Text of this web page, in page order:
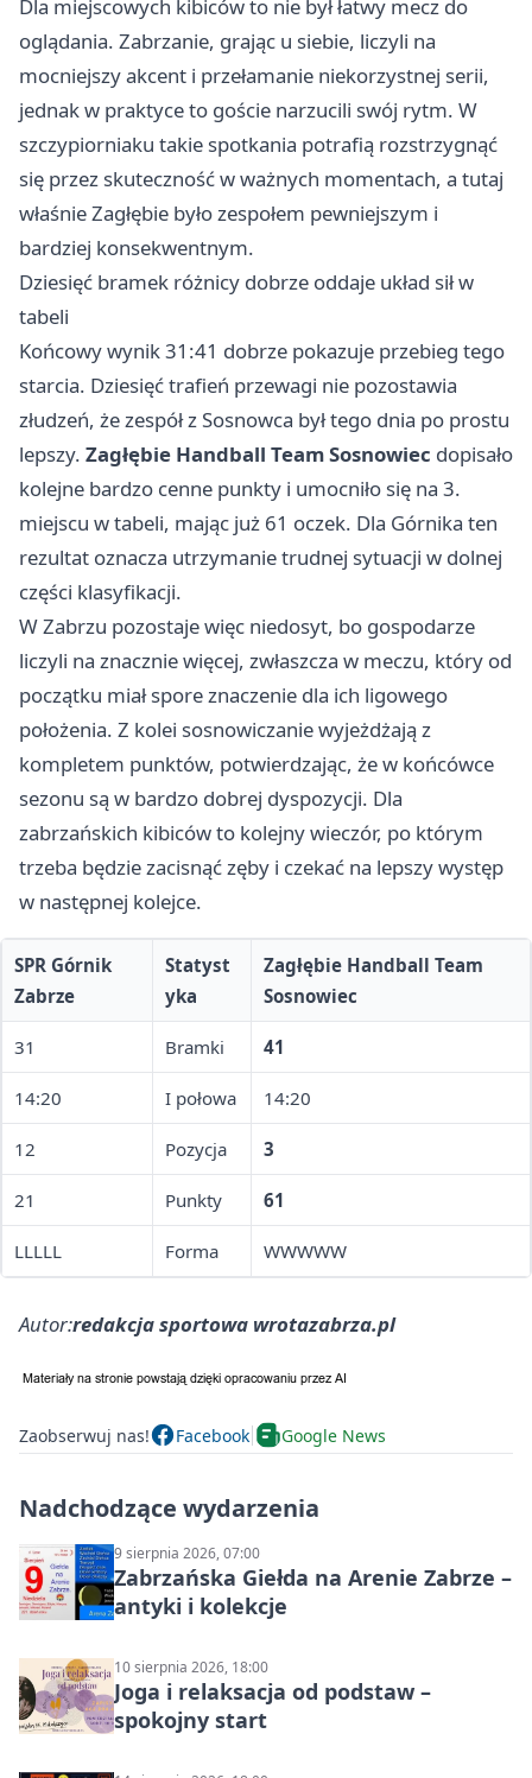
Dla miejscowych kibiców to nie był łatwy mecz do
oglądania. Zabrzanie, grając u siebie, liczyli na
mocniejszy akcent i przełamanie niekorzystnej serii,
jednak w praktyce to goście narzucili swój rytm. W
szczypiorniaku takie spotkania potrafią rozstrzygnąć
się przez skuteczność w ważnych momentach, a tutaj
właśnie Zagłębie było zespołem pewniejszym i
bardziej konsekwentnym.
Dziesięć bramek różnicy dobrze oddaje układ sił w
tabeli
Końcowy wynik 31:41 dobrze pokazuje przebieg tego
starcia. Dziesięć trafień przewagi nie pozostawia
złudzeń, że zespół z Sosnowca był tego dnia po prostu
lepszy. Zagłębie Handball Team Sosnowiec dopisało
kolejne bardzo cenne punkty i umocniło się na 3.
miejscu w tabeli, mając już 61 oczek. Dla Górnika ten
rezultat oznacza utrzymanie trudnej sytuacji w dolnej
części klasyfikacji.
W Zabrzu pozostaje więc niedosyt, bo gospodarze
liczyli na znacznie więcej, zwłaszcza w meczu, który od
początku miał spore znaczenie dla ich ligowego
położenia. Z kolei sosnowiczanie wyjeżdżają z
kompletem punktów, potwierdzając, że w końcówce
sezonu są w bardzo dobrej dyspozycji. Dla
zabrzańskich kibiców to kolejny wieczór, po którym
trzeba będzie zacisnąć zęby i czekać na lepszy występ
w następnej kolejce.
SPR Górnik
Zabrze
Statyst
yka
Zagłębie Handball Team
Sosnowiec
31 Bramki 41
14:20 I połowa 14:20
12 Pozycja 3
21 Punkty 61
LLLLL Forma WWWWW
Autor:redakcja sportowa wrotazabrza.pl
Zaobserwuj nas! Facebook Google News
Nadchodzące wydarzenia
9 sierpnia 2026, 07:00
Zabrzańska Giełda na Arenie Zabrze –
antyki i kolekcje
10 sierpnia 2026, 18:00
Joga i relaksacja od podstaw –
spokojny start